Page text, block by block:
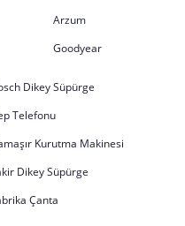
Arzum
Goodyear
Dikey Süpürge
Telefonu
Kurutma Makinesi
Dikey Süpürge
Çanta